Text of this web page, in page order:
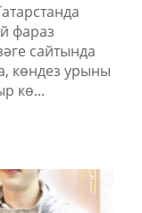
фараз
сайтында
көндез урыны
кө...